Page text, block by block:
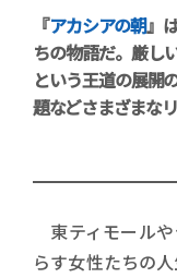
『アカシアの朝』
ちの物語だ。厳し
という王道の展開
題などさまざまな
東ティモール
らす女性たちの